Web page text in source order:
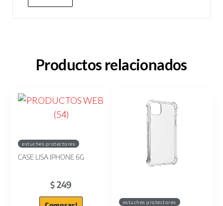
Productos relacionados
estuches protectores
CASE LISA IPHONE 6G
$ 249
estuches protectores